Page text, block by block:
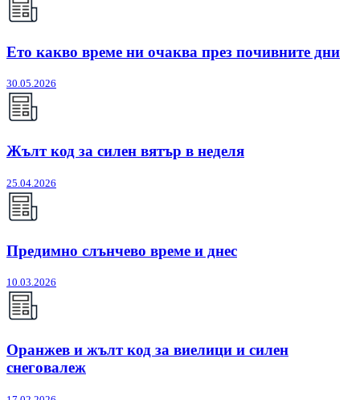
Ето какво време ни очаква през почивните дни
30.05.2026
Жълт код за силен вятър в неделя
25.04.2026
Предимно слънчево време и днес
10.03.2026
Оранжев и жълт код за виелици и силен
снеговалеж